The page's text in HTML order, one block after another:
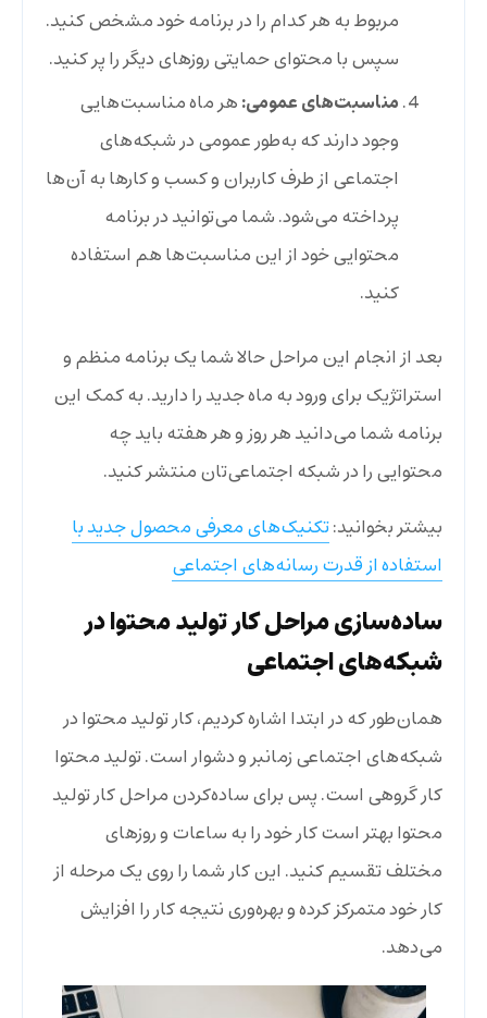
مربوط به هر کدام را در برنامه خود مشخص کنید.
سپس با محتوای حمایتی روز‌های دیگر را پر کنید.
مناسبت‌های عمومی:هر ماه مناسبت‌هایی
وجود دارند که به‌طور عمومی در شبکه‌های
اجتماعی از طرف کاربران و کسب‌ و کار‌ها به آن‌ها
پرداخته می‌شود. شما می‌توانید در برنامه
محتوایی خود از این مناسبت‌ها هم استفاده
کنید.
بعد از انجام این مراحل حالا شما یک برنامه منظم و
استراتژیک برای ورود به ماه جدید را دارید. به کمک این
برنامه شما می‌دانید هر روز و هر هفته باید چه
محتوایی را در شبکه اجتماعی‌تان منتشر کنید.
بیشتر بخوانید:تکنیک‌های معرفی محصول جدید با
استفاده از قدرت رسانه‌های اجتماعی
ساده‌سازی مراحل کار تولید محتوا در
شبکه‌های اجتماعی
همان‌طور که در ابتدا اشاره کردیم، کار تولید محتوا در
شبکه‌های اجتماعی زمانبر و دشوار است. تولید محتوا
کار گروهی‌ است. پس برای ساده‌کردن مراحل کار تولید
محتوا بهتر است کار خود را به ساعات و روز‌های
مختلف تقسیم کنید. این کار شما را روی یک مرحله از
کار خود متمرکز کرده و بهره‌وری نتیجه کار را افزایش
می‌دهد.